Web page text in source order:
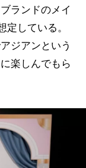
ランドのメイ
している。
ジアンという
楽しんでもら